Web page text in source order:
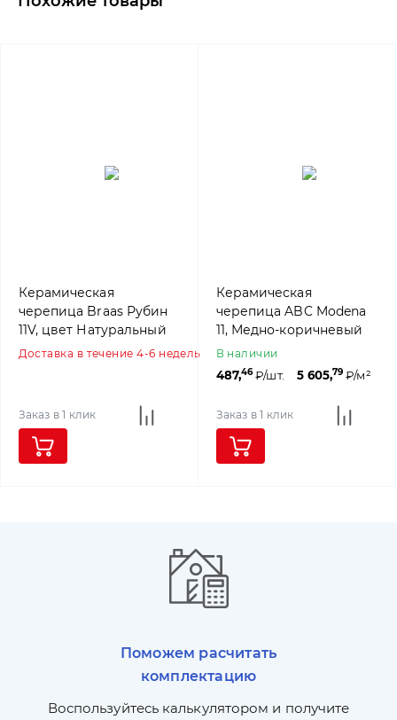
Керамическая
черепица Braas Рубин
11V, цвет Натуральный
красный
Доставка в течение 4-6 недель
Заказ в 1 клик
Керамическая
черепица ABC Modena
11, Медно-коричневый
В наличии
487,46₽/шт. 5 605,79₽/м²
Заказ в 1 клик
Поможем расчитать
комплектацию
Воспользуйтесь калькулятором и получите